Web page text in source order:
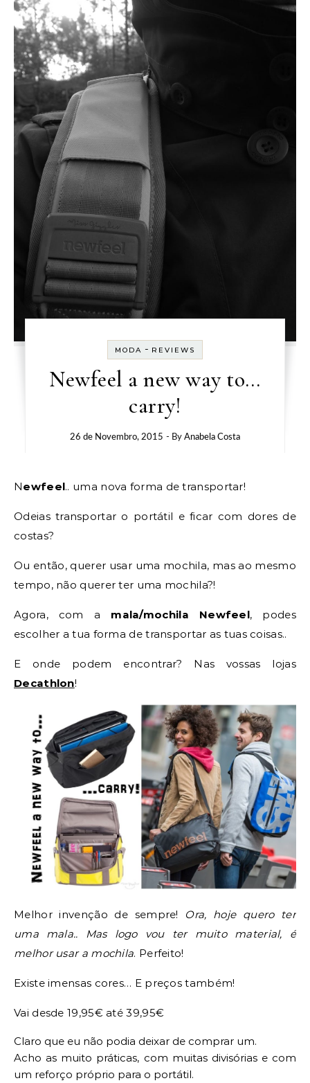
MODA - REVIEWS
Newfeel a new way to…
carry!
26 de Novembro, 2015 - By Anabela Costa
Newfeel.. uma nova forma de transportar!
Odeias transportar o portátil e ficar com dores de
costas?
Ou então, querer usar uma mochila, mas ao mesmo
tempo, não querer ter uma mochila?!
Agora, com a mala/mochila Newfeel, podes
escolher a tua forma de transportar as tuas coisas..
E onde podem encontrar? Nas vossas lojas
Decathlon!
Melhor invenção de sempre! Ora, hoje quero ter
uma mala.. Mas logo vou ter muito material, é
melhor usar a mochila. Perfeito!
Existe imensas cores… E preços também!
Vai desde 19,95€ até 39,95€
Claro que eu não podia deixar de comprar um.
Acho as muito práticas, com muitas divisórias e com
um reforço próprio para o portátil.